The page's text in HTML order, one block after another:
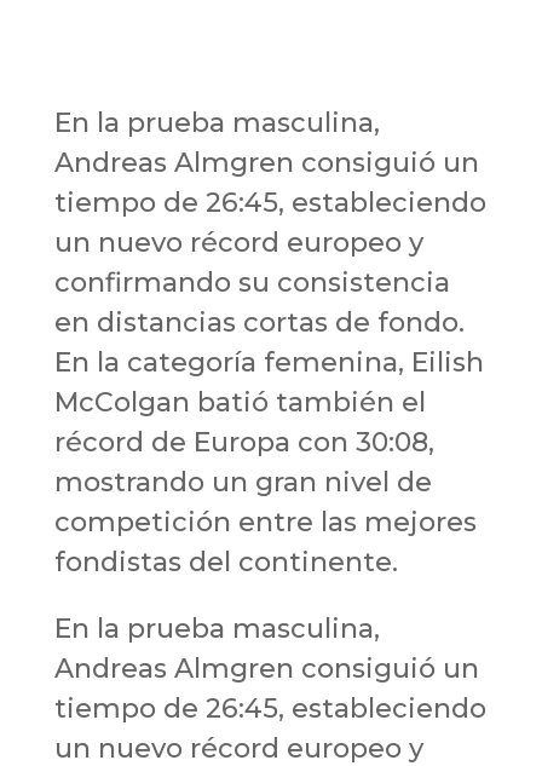
En la prueba masculina,
Andreas Almgren consiguió un
tiempo de 26:45, estableciendo
un nuevo récord europeo y
confirmando su consistencia
en distancias cortas de fondo.
En la categoría femenina, Eilish
McColgan batió también el
récord de Europa con 30:08,
mostrando un gran nivel de
competición entre las mejores
fondistas del continente.
En la prueba masculina,
Andreas Almgren consiguió un
tiempo de 26:45, estableciendo
un nuevo récord europeo y